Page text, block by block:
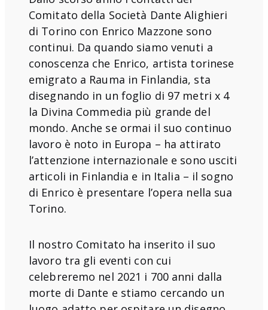
Comitato della Società Dante Alighieri
di Torino con Enrico Mazzone sono
continui. Da quando siamo venuti a
conoscenza che Enrico, artista torinese
emigrato a Rauma in Finlandia, sta
disegnando in un foglio di 97 metri x 4
la Divina Commedia più grande del
mondo. Anche se ormai il suo continuo
lavoro è noto in Europa – ha attirato
l’attenzione internazionale e sono usciti
articoli in Finlandia e in Italia – il sogno
di Enrico è presentare l’opera nella sua
Torino.
Il nostro Comitato ha inserito il suo
lavoro tra gli eventi con cui
celebreremo nel 2021 i 700 anni dalla
morte di Dante e stiamo cercando un